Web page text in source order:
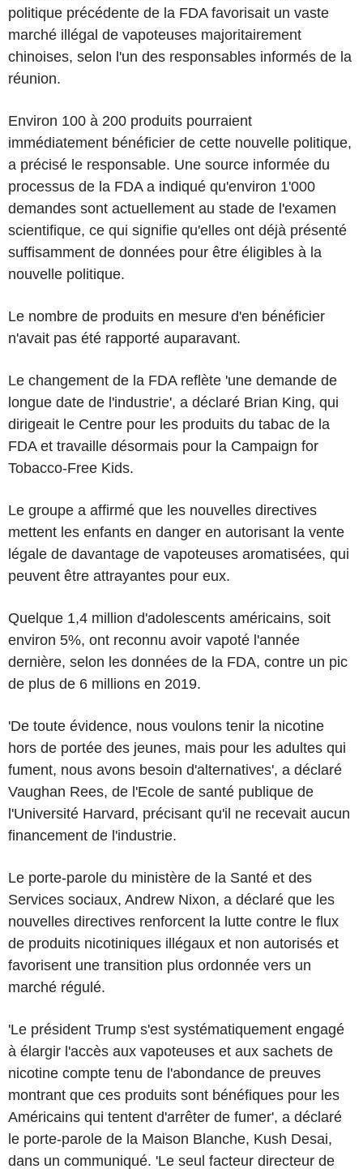
politique précédente de la FDA favorisait un vaste
marché illégal de vapoteuses majoritairement
chinoises, selon l'un des responsables informés de la
réunion.
Environ 100 à 200 produits pourraient
immédiatement bénéficier de cette nouvelle politique,
a précisé le responsable. Une source informée du
processus de la FDA a indiqué qu'environ 1'000
demandes sont actuellement au stade de l'examen
scientifique, ce qui signifie qu'elles ont déjà présenté
suffisamment de données pour être éligibles à la
nouvelle politique.
Le nombre de produits en mesure d'en bénéficier
n'avait pas été rapporté auparavant.
Le changement de la FDA reflète 'une demande de
longue date de l'industrie', a déclaré Brian King, qui
dirigeait le Centre pour les produits du tabac de la
FDA et travaille désormais pour la Campaign for
Tobacco-Free Kids.
Le groupe a affirmé que les nouvelles directives
mettent les enfants en danger en autorisant la vente
légale de davantage de vapoteuses aromatisées, qui
peuvent être attrayantes pour eux.
Quelque 1,4 million d'adolescents américains, soit
environ 5%, ont reconnu avoir vapoté l'année
dernière, selon les données de la FDA, contre un pic
de plus de 6 millions en 2019.
'De toute évidence, nous voulons tenir la nicotine
hors de portée des jeunes, mais pour les adultes qui
fument, nous avons besoin d'alternatives', a déclaré
Vaughan Rees, de l'Ecole de santé publique de
l'Université Harvard, précisant qu'il ne recevait aucun
financement de l'industrie.
Le porte-parole du ministère de la Santé et des
Services sociaux, Andrew Nixon, a déclaré que les
nouvelles directives renforcent la lutte contre le flux
de produits nicotiniques illégaux et non autorisés et
favorisent une transition plus ordonnée vers un
marché régulé.
'Le président Trump s'est systématiquement engagé
à élargir l'accès aux vapoteuses et aux sachets de
nicotine compte tenu de l'abondance de preuves
montrant que ces produits sont bénéfiques pour les
Américains qui tentent d'arrêter de fumer', a déclaré
le porte-parole de la Maison Blanche, Kush Desai,
dans un communiqué. 'Le seul facteur directeur de